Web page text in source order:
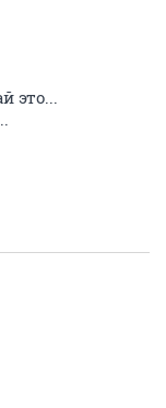
это...